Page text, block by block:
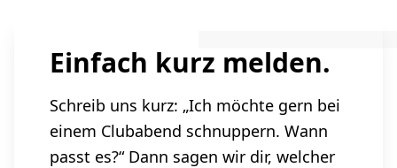
Einfach kurz melden.
Schreib uns kurz: „Ich möchte gern bei
einem Clubabend schnuppern. Wann
passt es?“ Dann sagen wir dir, welcher